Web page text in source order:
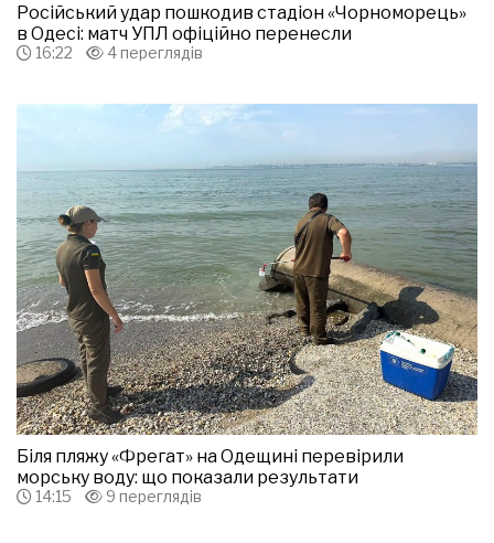
Російський удар пошкодив стадіон «Чорноморець»
в Одесі: матч УПЛ офіційно перенесли
16:22 4 переглядів
Біля пляжу «Фрегат» на Одещині перевірили
морську воду: що показали результати
14:15 9 переглядів